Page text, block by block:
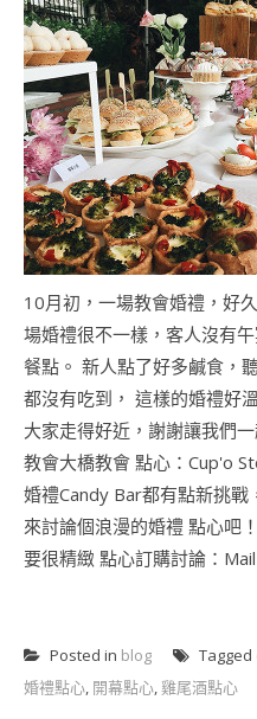
10月初，一場教會婚禮，好
場婚禮很不一樣，客人沒有
餐點。 新人點了好多鹹食，
都沒有吃到， 這樣的婚禮好
大家走得好近，謝謝讓我們
教會大橋教會 點心：Cup'o
婚禮Candy Bar都有點新挑
來討論個浪漫的婚禮 點心吧
要很精緻 點心訂購討論：
Posted in blog Tagged
婚禮點心, 開幕點心,雞尾酒點心